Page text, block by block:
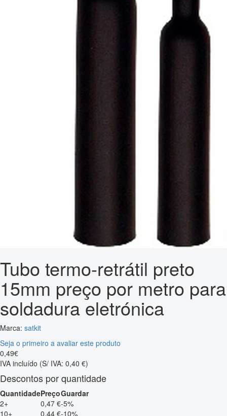
Tubo termo-retrátil preto
15mm preço por metro para
soldadura eletrónica
Marca: satkit
Seja o primeiro a avaliar este produto
0,49€
IVA incluído (S/ IVA: 0,40 €)
Descontos por quantidade
QuantidadePreçoGuardar
2+
0,47 €-5%
10+
0,44 €-10%